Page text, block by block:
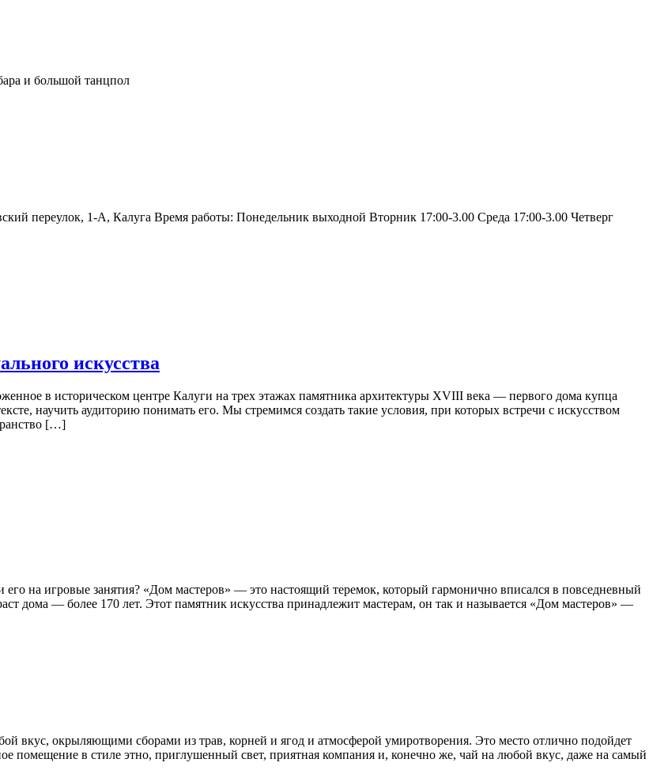
и большой танцпол
переулок, 1-А, Калуга Время работы: Понедельник выходной Вторник 17:00-3.00 Среда 17:00-3.00 Четверг
искусства
в историческом центре Калуги на трех этажах памятника архитектуры XVIII века — первого дома купца
научить аудиторию понимать его. Мы стремимся создать такие условия, при которых встречи с искусством
[…]
на игровые занятия? «Дом мастеров» — это настоящий теремок, который гармонично вписался в повседневный
дома — более 170 лет. Этот памятник искусства принадлежит мастерам, он так и называется «Дом мастеров» —
вкус, окрыляющими сборами из трав, корней и ягод и атмосферой умиротворения. Это место отлично подойдет
помещение в стиле этно, приглушенный свет, приятная компания и, конечно же, чай на любой вкус, даже на самый